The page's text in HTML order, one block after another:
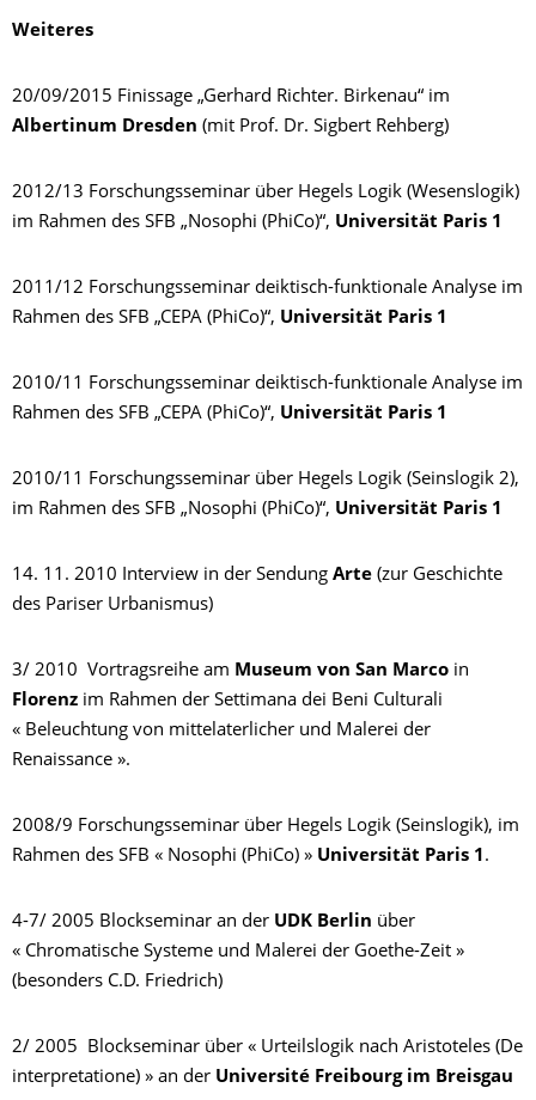
Weiteres
20/09/2015 Finissage „Gerhard Richter. Birkenau“ im
Albertinum Dresden (mit Prof. Dr. Sigbert Rehberg)
2012/13 Forschungsseminar über Hegels Logik (Wesenslogik)
im Rahmen des SFB „Nosophi (PhiCo)“, Universität Paris 1
2011/12 Forschungsseminar deiktisch-funktionale Analyse im
Rahmen des SFB „CEPA (PhiCo)“, Universität Paris 1
2010/11 Forschungsseminar deiktisch-funktionale Analyse im
Rahmen des SFB „CEPA (PhiCo)“, Universität Paris 1
2010/11 Forschungsseminar über Hegels Logik (Seinslogik 2),
im Rahmen des SFB „Nosophi (PhiCo)“, Universität Paris 1
14. 11. 2010 Interview in der Sendung Arte (zur Geschichte
des Pariser Urbanismus)
3/ 2010 Vortragsreihe am Museum von San Marco in
Florenz im Rahmen der Settimana dei Beni Culturali
« Beleuchtung von mittelaterlicher und Malerei der
Renaissance ».
2008/9 Forschungsseminar über Hegels Logik (Seinslogik), im
Rahmen des SFB « Nosophi (PhiCo) » Universität Paris 1 .
4-7/ 2005 Blockseminar an der UDK Berlin über
« Chromatische Systeme und Malerei der Goethe-Zeit »
(besonders C.D. Friedrich)
2/ 2005 Blockseminar über « Urteilslogik nach Aristoteles (De
interpretatione) » an der Université Freibourg im Breisgau